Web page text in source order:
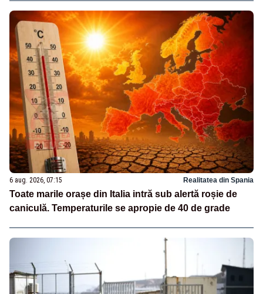
6 aug. 2026, 07:15 Realitatea din Spania
Toate marile orașe din Italia intră sub alertă roșie de
caniculă. Temperaturile se apropie de 40 de grade